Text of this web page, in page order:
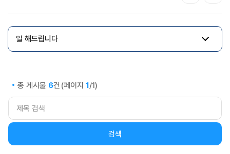
일 해드립니다
총 게시물 6건 (페이지 1/1)